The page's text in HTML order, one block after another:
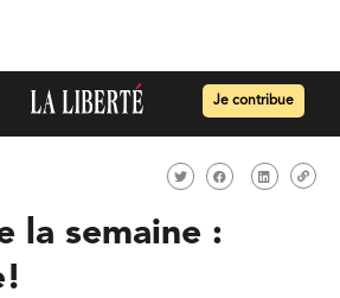
Je contribue
la semaine :